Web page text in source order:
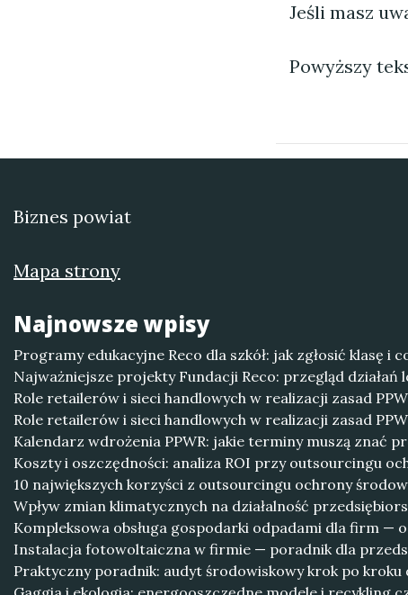
Jeśli masz
Powyższy
Biznes powiat
Mapa strony
Najnowsze wpisy
Programy edukacyjne Reco dla szkół: jak zgłosić klasę i
Najważniejsze projekty Fundacji Reco: przegląd działań
Role retailerów i sieci handlowych w realizacji zasad
Role retailerów i sieci handlowych w realizacji zasad
Kalendarz wdrożenia PPWR: jakie terminy muszą znać
Koszty i oszczędności: analiza ROI przy outsourcingu
10 największych korzyści z outsourcingu ochrony
Wpływ zmian klimatycznych na działalność
Kompleksowa obsługa gospodarki odpadami dla firm —
Instalacja fotowoltaiczna w firmie — poradnik dla
Praktyczny poradnik: audyt środowiskowy krok po